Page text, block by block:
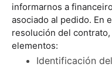
informarnos a
asociado al pedido. En
resolución del
elementos:
Identificación